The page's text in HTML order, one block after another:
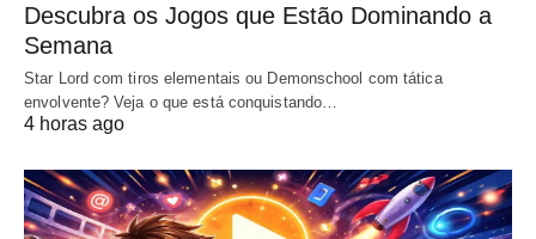
Descubra os Jogos que Estão Dominando a
Semana
Star Lord com tiros elementais ou Demonschool com tática
envolvente? Veja o que está conquistando…
4 horas ago